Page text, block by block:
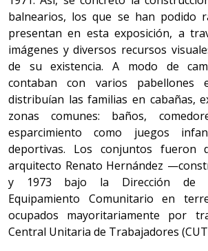
balnearios, los que se han podido
presentan en esta exposición, a
imágenes y diversos recursos
de su existencia. A modo de
contaban con varios pabellones
distribuían las familias en cabañas,
zonas comunes: baños,
esparcimiento como juegos
deportivas. Los conjuntos fueron
arquitecto Renato Hernández
y 1973 bajo la Dirección de
Equipamiento Comunitario en
ocupados mayoritariamente por
Central Unitaria de Trabajadores